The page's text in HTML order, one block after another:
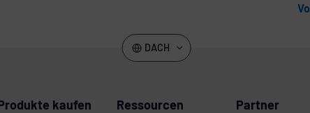
DACH
kaufen Ressourcen Partner